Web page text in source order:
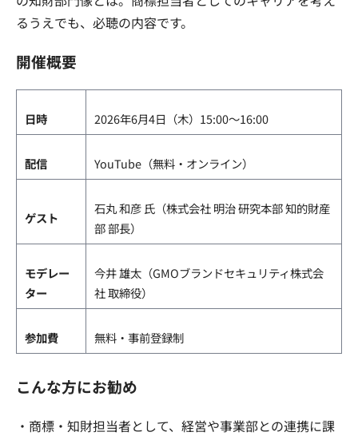
るうえでも、必聴の内容です。
開催概要
日時 2026年6月4日（木）15:00〜16:00
配信 YouTube（無料・オンライン）
ゲスト
石丸 和彦 氏（株式会社 明治 研究本部 知的財産
部 部長）
モデレー
ター
今井 雄太（GMOブランドセキュリティ株式会
社 取締役）
参加費 無料・事前登録制
こんな方にお勧め
・商標・知財担当者として、経営や事業部との連携に課